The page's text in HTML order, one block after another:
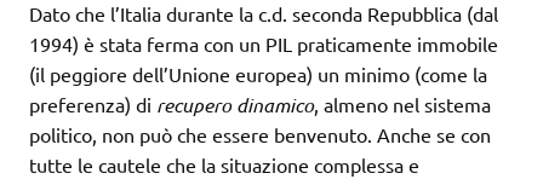
Dato che l’Italia durante la c.d. seconda Repubblica (dal
1994) è stata ferma con un PIL praticamente immobile
(il peggiore dell’Unione europea) un minimo (come la
preferenza) di recupero dinamico, almeno nel sistema
politico, non può che essere benvenuto. Anche se con
tutte le cautele che la situazione complessa e